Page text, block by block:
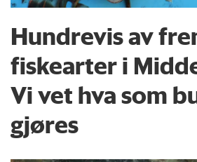
Hundrevis av
fiskearter i
Vi vet hva som
gjøres